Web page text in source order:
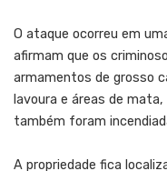
O ataque ocorreu em
afirmam que os
armamentos de grosso
lavoura e áreas de
também foram
A propriedade fica